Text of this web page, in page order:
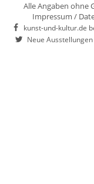
Alle Angaben ohne
Impressum /
kunst-und-kultur.de
Neue